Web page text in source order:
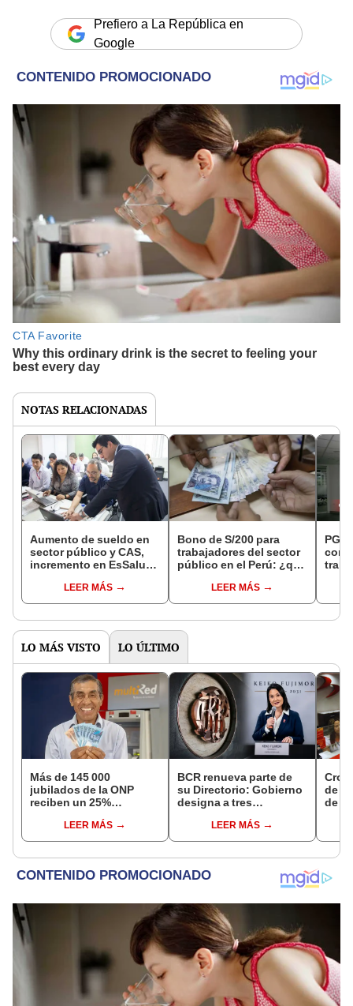
Prefiero a La República en
Google
NOTAS RELACIONADAS
Aumento de sueldo en
sector público y CAS,
incremento en EsSalud,
más: todo sobre los
cambios laborales este
LEER MÁS
Bono de S/200 para
trabajadores del sector
público en el Perú: ¿qué
beneficiarán por única
vez en enero de 2025?
LEER MÁS
PGE
LO MÁS VISTO LO ÚLTIMO
Más de 145 000
jubilados de la ONP
reciben un 25%
en agostoLEER MÁS
BCR renueva parte de
su Directorio: Gobierno
designa a tres
EjecutivoLEER MÁS
de
de